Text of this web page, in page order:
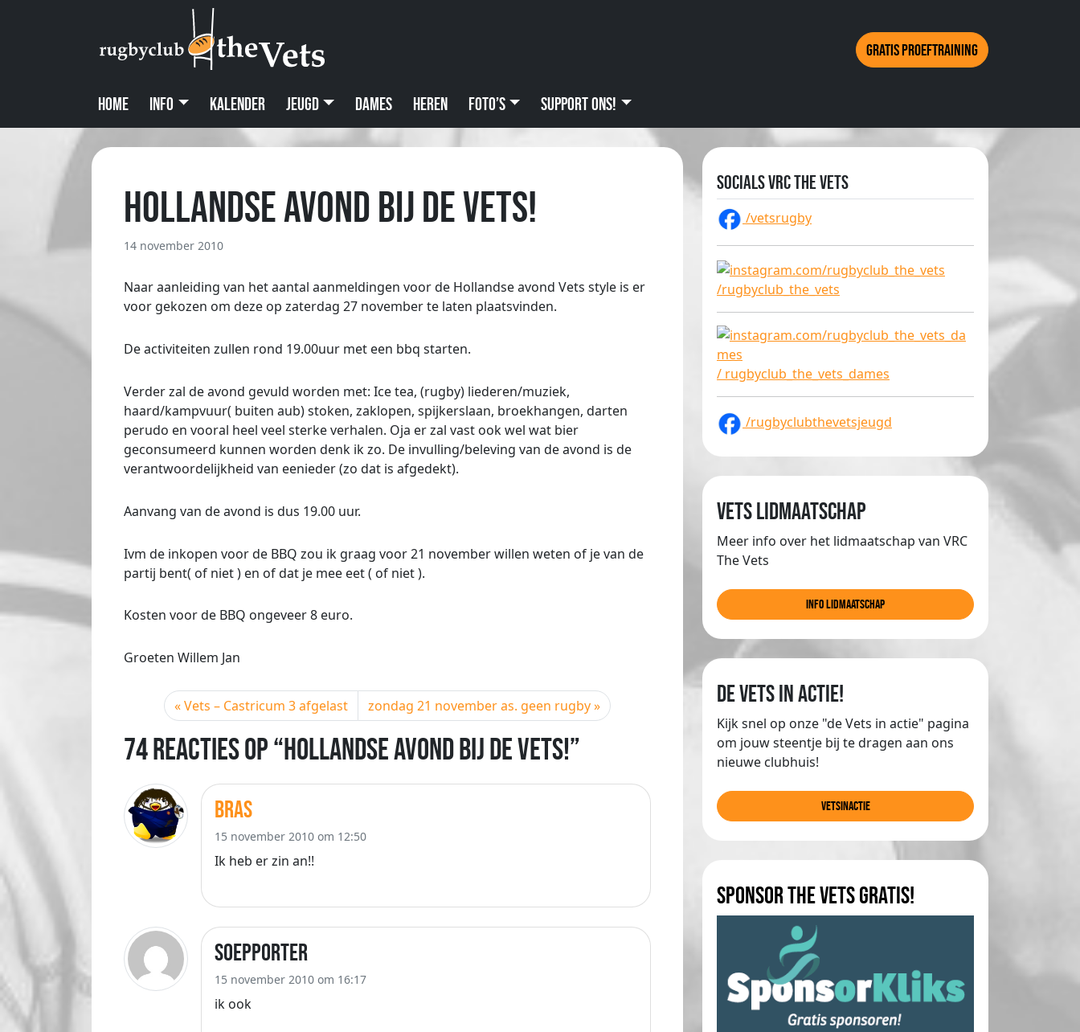
Gratis proeftraining
Home Info Kalender Jeugd Dames Heren Foto’s Support ons!
Hollandse avond bij de Vets!
14 november 2010
Naar aanleiding van het aantal aanmeldingen voor de Hollandse avond Vets style is er
voor gekozen om deze op zaterdag 27 november te laten plaatsvinden.
De activiteiten zullen rond 19.00uur met een bbq starten.
Verder zal de avond gevuld worden met: Ice tea, (rugby) liederen/muziek,
haard/kampvuur( buiten aub) stoken, zaklopen, spijkerslaan, broekhangen, darten
perudo en vooral heel veel sterke verhalen. Oja er zal vast ook wel wat bier
geconsumeerd kunnen worden denk ik zo. De invulling/beleving van de avond is de
verantwoordelijkheid van eenieder (zo dat is afgedekt).
Aanvang van de avond is dus 19.00 uur.
Ivm de inkopen voor de BBQ zou ik graag voor 21 november willen weten of je van de
partij bent( of niet ) en of dat je mee eet ( of niet ).
Kosten voor de BBQ ongeveer 8 euro.
Groeten Willem Jan
Vets – Castricum 3 afgelast zondag 21 november as. geen rugby
74 Reacties op “Hollandse avond bij de Vets!”
bras
15 november 2010 om 12:50
Ik heb er zin an!!
soepporter
15 november 2010 om 16:17
ik ook
Socials VRC The Vets
/vetsrugby
/rugbyclub_the_vets
/ rugbyclub_the_vets_dames
/rugbyclubthevetsjeugd
Vets lidmaatschap
Meer info over het lidmaatschap van VRC
The Vets
info lidmaatschap
de Vets in actie!
Kijk snel op onze "de Vets in actie" pagina
om jouw steentje bij te dragen aan ons
nieuwe clubhuis!
Vetsinactie
Sponsor The Vets gratis!